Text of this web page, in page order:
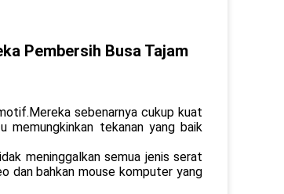
Pembersih Busa Tajam
sebenarnya cukup kuat
memungkinkan tekanan yang baik
meninggalkan semua jenis serat
dan bahkan mouse komputer yang